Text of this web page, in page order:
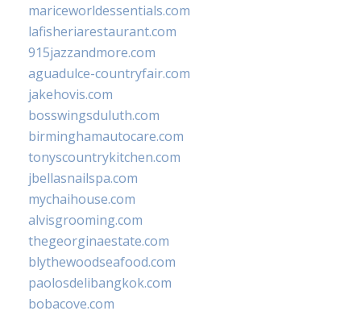
mariceworldessentials.com
lafisheriarestaurant.com
915jazzandmore.com
aguadulce-countryfair.com
jakehovis.com
bosswingsduluth.com
birminghamautocare.com
tonyscountrykitchen.com
jbellasnailspa.com
mychaihouse.com
alvisgrooming.com
thegeorginaestate.com
blythewoodseafood.com
paolosdelibangkok.com
bobacove.com